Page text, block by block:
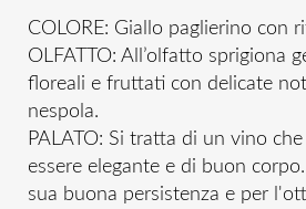
COLORE: Giallo paglierino con
OLFATTO: All’olfatto sprigiona
floreali e fruttati con delicate
nespola.
PALATO: Si tratta di un vino
essere elegante e di buon
sua buona persistenza e per